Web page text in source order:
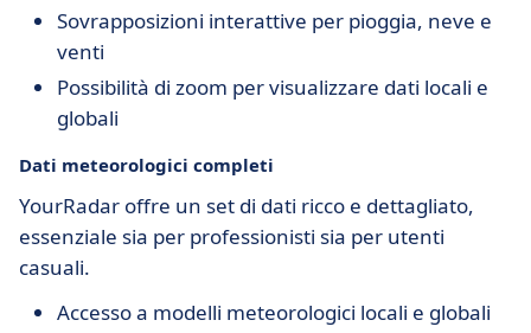
Sovrapposizioni interattive per pioggia, neve e
venti
Possibilità di zoom per visualizzare dati locali e
globali
Dati meteorologici completi
YourRadar offre un set di dati ricco e dettagliato,
essenziale sia per professionisti sia per utenti
casuali.
Accesso a modelli meteorologici locali e globali